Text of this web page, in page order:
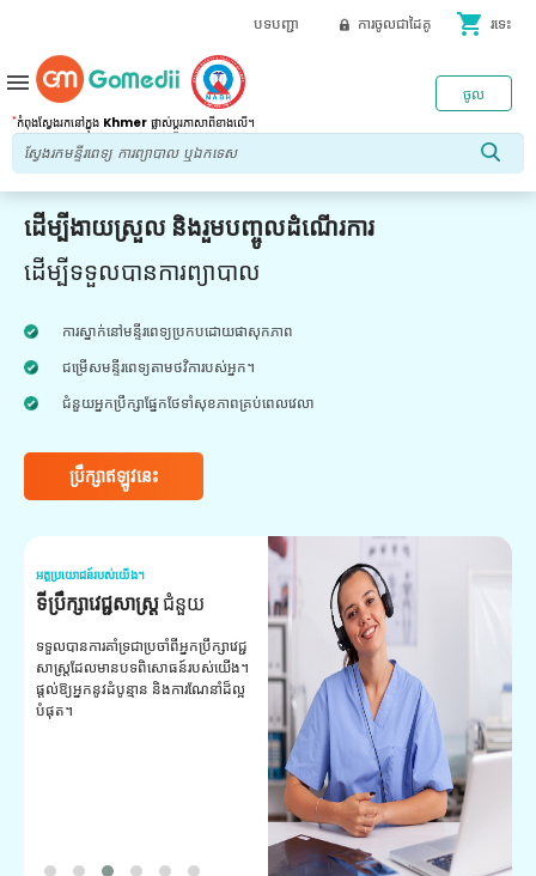
បទបញ្ជា ការចូលជាដៃគូ shopping_cart រទេះ
*កំពុងស្វែងរកនៅក្នុង Khmer ផ្លាស់ប្តូរភាសាពីខាងលើ។
ចូល
menu
ដើម្បីងាយស្រួល និងរួមបញ្ចូលដំណើរការ
ដើម្បីទទួលបានការព្យាបាល
ការស្នាក់នៅមន្ទីរពេទ្យប្រកបដោយផាសុកភាព
ជម្រើសមន្ទីរពេទ្យតាមថវិការបស់អ្នក។
ជំនួយអ្នកប្រឹក្សាផ្នែកថែទាំសុខភាពគ្រប់ពេលវេលា
ប្រឹក្សាឥឡូវនេះ
អត្ថប្រយោជន៍របស់យើង។
ទីប្រឹក្សាវេជ្ជសាស្ត្រជំនួយ
ទទួលបានការគាំទ្រជាប្រចាំពីអ្នកប្រឹក្សាវេជ្ជ
សាស្ត្រដែលមានបទពិសោធន៍របស់យើង។
ផ្តល់ឱ្យអ្នកនូវដំបូន្មាន និងការណែនាំដ៏ល្អ
បំផុត។